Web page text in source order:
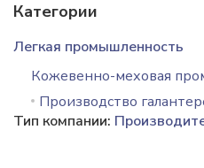
Категории
Легкая промышленность
Кожевенно-меховая
Производство
Тип компании: